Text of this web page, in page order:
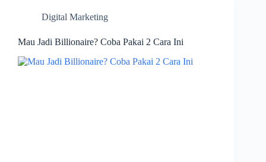
Digital Marketing
Mau Jadi Billionaire? Coba Pakai 2 Cara Ini